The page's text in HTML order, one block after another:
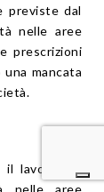
previste dal
nelle aree
prescrizioni
mancata
lavoratore
nelle aree